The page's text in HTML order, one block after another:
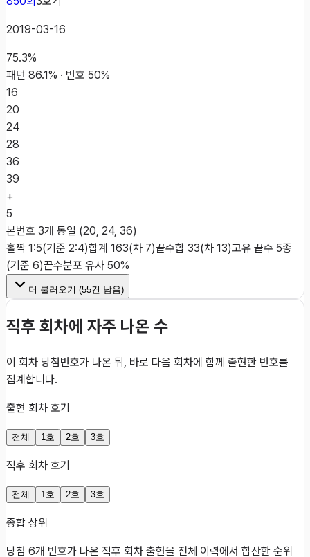
2019-03-16
75.3%
패턴 86.1% · 번호 50%
16
20
24
28
36
39
+
5
본번호 3개 동일 (20, 24, 36)
홀짝 1:5(기준 2:4)합계 163(차 7)끝수합 33(차 13)고유 끝수 5종
(기준 6)끝수분포 유사 50%
더 불러오기 (55건 남음)
직후 회차에 자주 나온 수
이 회차 당첨번호가 나온 뒤, 바로 다음 회차에 함께 출현한 번호를
집계합니다.
출현 회차 호기
전체 1호 2호 3호
직후 회차 호기
전체 1호 2호 3호
종합 상위
당첨 6개 번호가 나온 직후 회차 출현을 전체 이력에서 합산한 순위